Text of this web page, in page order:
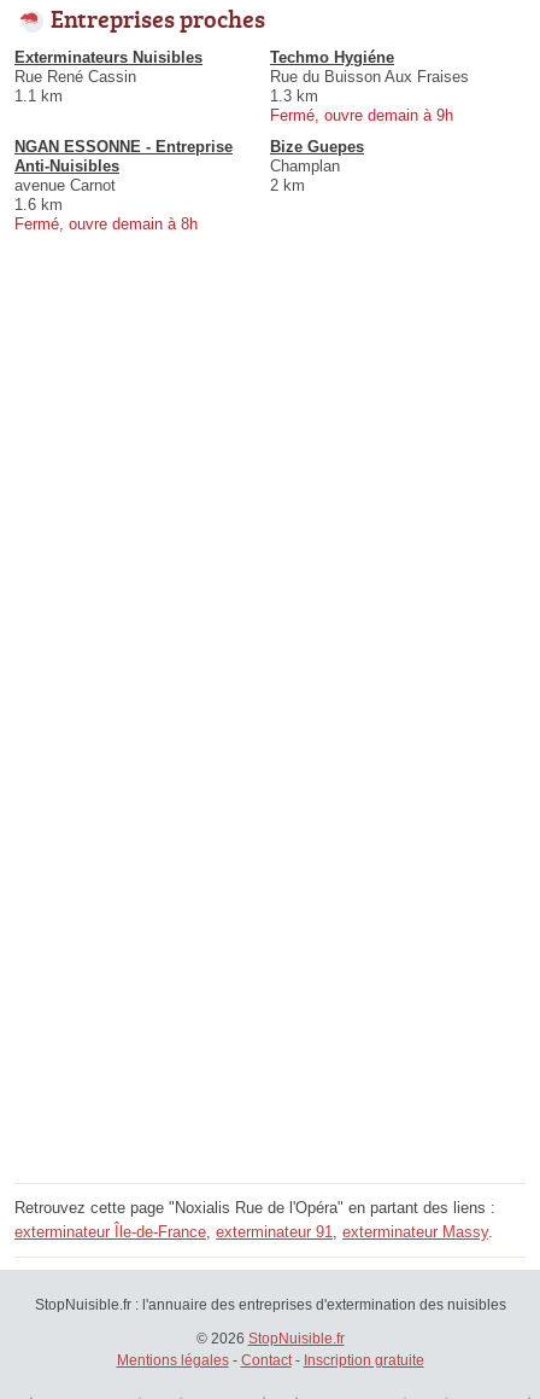
Entreprises proches
Exterminateurs Nuisibles
Rue René Cassin
1.1 km
Techmo Hygiéne
Rue du Buisson Aux Fraises
1.3 km
Fermé, ouvre demain à 9h
NGAN ESSONNE - Entreprise
Anti-Nuisibles
avenue Carnot
1.6 km
Fermé, ouvre demain à 8h
Bize Guepes
Champlan
2 km
Retrouvez cette page "Noxialis Rue de l'Opéra" en partant des liens :
exterminateur Île-de-France, exterminateur 91, exterminateur Massy.
StopNuisible.fr : l'annuaire des entreprises d'extermination des nuisibles
© 2026 StopNuisible.fr
Mentions légales- Contact- Inscription gratuite